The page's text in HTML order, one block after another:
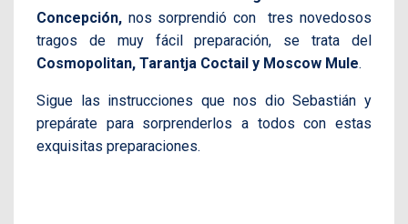
Concepción, nos sorprendió con tres novedosos
tragos de muy fácil preparación, se trata del
Cosmopolitan, Tarantja Coctail y Moscow Mule.
Sigue las instrucciones que nos dio Sebastián y
prepárate para sorprenderlos a todos con estas
exquisitas preparaciones.